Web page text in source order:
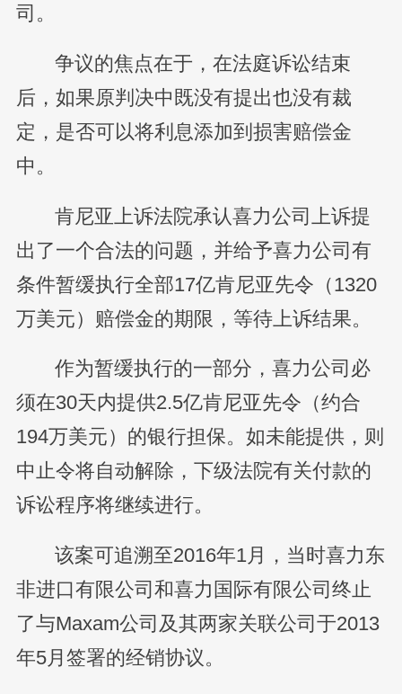
司。
争议的焦点在于，在法庭诉讼结束
后，如果原判决中既没有提出也没有裁
定，是否可以将利息添加到损害赔偿金
中。
肯尼亚上诉法院承认喜力公司上诉提
出了一个合法的问题，并给予喜力公司有
条件暂缓执行全部17亿肯尼亚先令（1320
万美元）赔偿金的期限，等待上诉结果。
作为暂缓执行的一部分，喜力公司必
须在30天内提供2.5亿肯尼亚先令（约合
194万美元）的银行担保。如未能提供，则
中止令将自动解除，下级法院有关付款的
诉讼程序将继续进行。
该案可追溯至2016年1月，当时喜力东
非进口有限公司和喜力国际有限公司终止
了与Maxam公司及其两家关联公司于2013
年5月签署的经销协议。